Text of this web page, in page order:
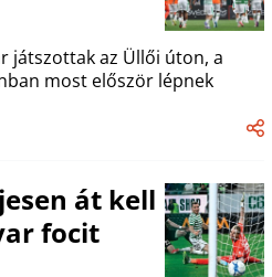
játszottak az Üllői úton, a
most először lépnek
át kell
focit